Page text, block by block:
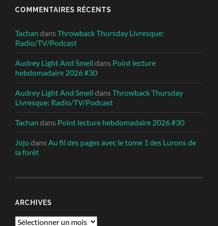
COMMENTAIRES RÉCENTS
Tachan dansThrowback Thursday Livresque:
Radio/TV/Podcast
Audrey Light And Smell dans Point lecture
hebdomadaire 2026 #30
Audrey Light And Smell dansThrowback Thursday
Livresque: Radio/TV/Podcast
Tachan dans Point lecture hebdomadaire 2026 #30
JojodansAu fil des pages avec le tome 1 des Lurons de
la forêt
ARCHIVES
Archives